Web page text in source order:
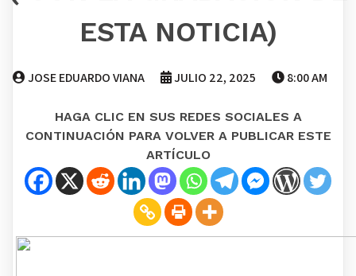
ESTA NOTICIA)
JOSE EDUARDO VIANA JULIO 22, 2025 8:00 AM
HAGA CLIC EN SUS REDES SOCIALES A
CONTINUACIÓN PARA VOLVER A PUBLICAR ESTE
ARTÍCULO